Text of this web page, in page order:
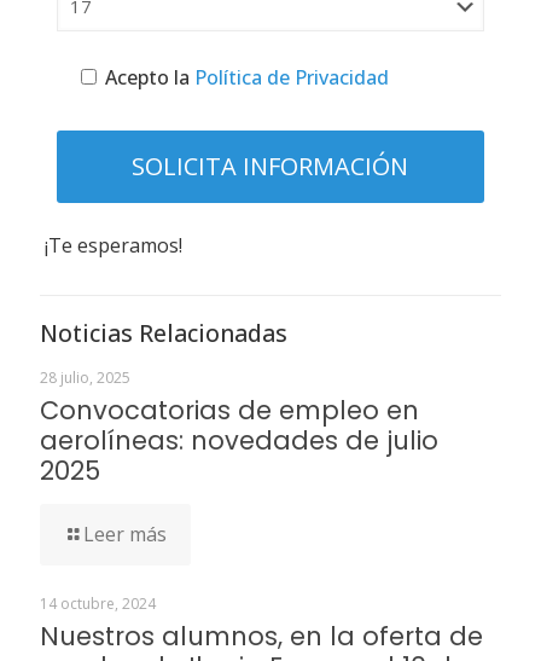
Acepto la Política de Privacidad
¡Te esperamos!
Noticias Relacionadas
28 julio, 2025
Convocatorias de empleo en
aerolíneas: novedades de julio
2025
Leer más
14 octubre, 2024
Nuestros alumnos, en la oferta de